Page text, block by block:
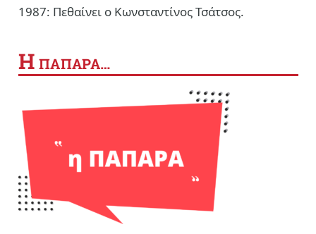
1987: Πεθαίνει ο Κωνσταντίνος Τσάτσος.
Η ΠΑΠΑΡΑ…